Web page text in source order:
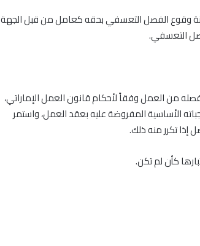
وقوع الفصل التعسفي بحقه كعامل من قبل الجهة
التعسفي.
من العمل وفقاً لأحكام قانون العمل الإماراتي،
لم يقم بواجباته الأساسية المفروضة عليه بعقد العمل، واستمر
إذا تكرر منه ذلك.
كأن لم تكن.